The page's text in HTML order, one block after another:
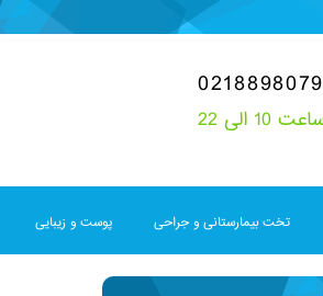
الی 22
تخت بیمارستانی و جراحی پوست و زیبایی